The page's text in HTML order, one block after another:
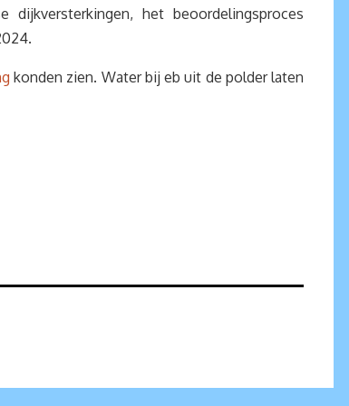
het beoordelingsproces
konden zien. Water bij eb uit de polder laten